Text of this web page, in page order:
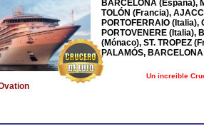
BARCELONA (España),
TOLÓN (Francia),
PORTOFERRAIO (Italia),
PORTOVENERE (Italia),
(Mónaco), ST. TROPEZ
PALAMÓS,
Un increible